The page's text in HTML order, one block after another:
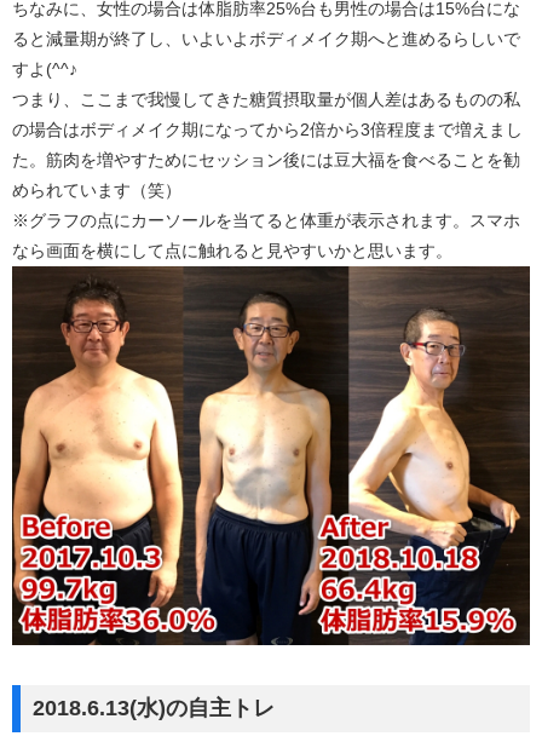
ちなみに、女性の場合は体脂肪率25%台も男性の場合は15%台にな
ると減量期が終了し、いよいよボディメイク期へと進めるらしいで
すよ(^^♪
つまり、ここまで我慢してきた糖質摂取量が個人差はあるものの私
の場合はボディメイク期になってから2倍から3倍程度まで増えまし
た。筋肉を増やすためにセッション後には豆大福を食べることを勧
められています（笑）
※グラフの点にカーソールを当てると体重が表示されます。スマホ
なら画面を横にして点に触れると見やすいかと思います。
2018.6.13(水)の自主トレ